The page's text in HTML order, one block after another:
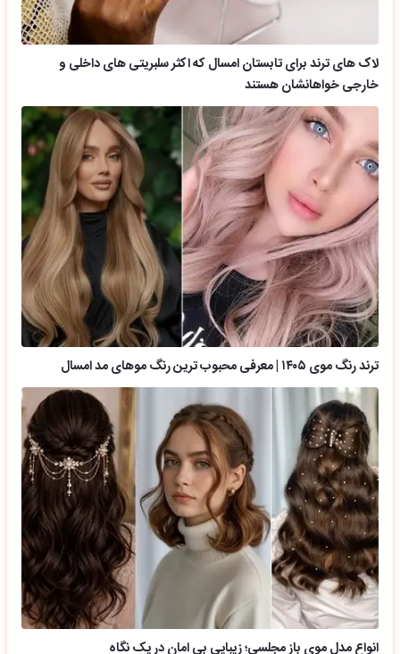
لاک های ترند برای تابستان امسال که اکثر سلبریتی های داخلی و
خارجی خواهانشان هستند
ترند رنگ موی ۱۴۰۵ | معرفی محبوب ترین رنگ موهای مد امسال
انواع مدل موی باز مجلسی؛ زیبایی بی امان در یک نگاه